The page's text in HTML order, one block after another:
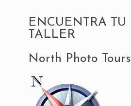
ENCUENTRA TU
TALLER
North Photo Tours